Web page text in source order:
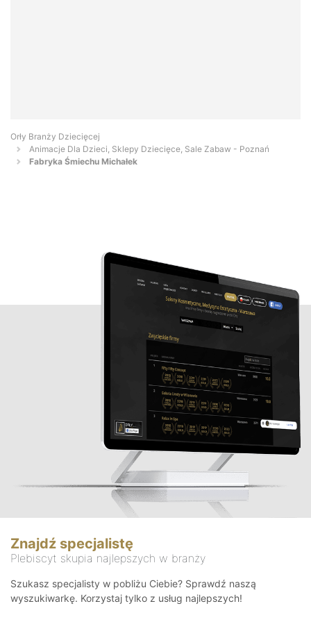
Orły Branży Dziecięcej
Animacje Dla Dzieci, Sklepy Dziecięce, Sale Zabaw - Poznań
Fabryka Śmiechu Michałek
Znajdź specjalistę
Plebiscyt skupia najlepszych w branży
Szukasz specjalisty w pobliżu Ciebie? Sprawdź naszą
wyszukiwarkę. Korzystaj tylko z usług najlepszych!